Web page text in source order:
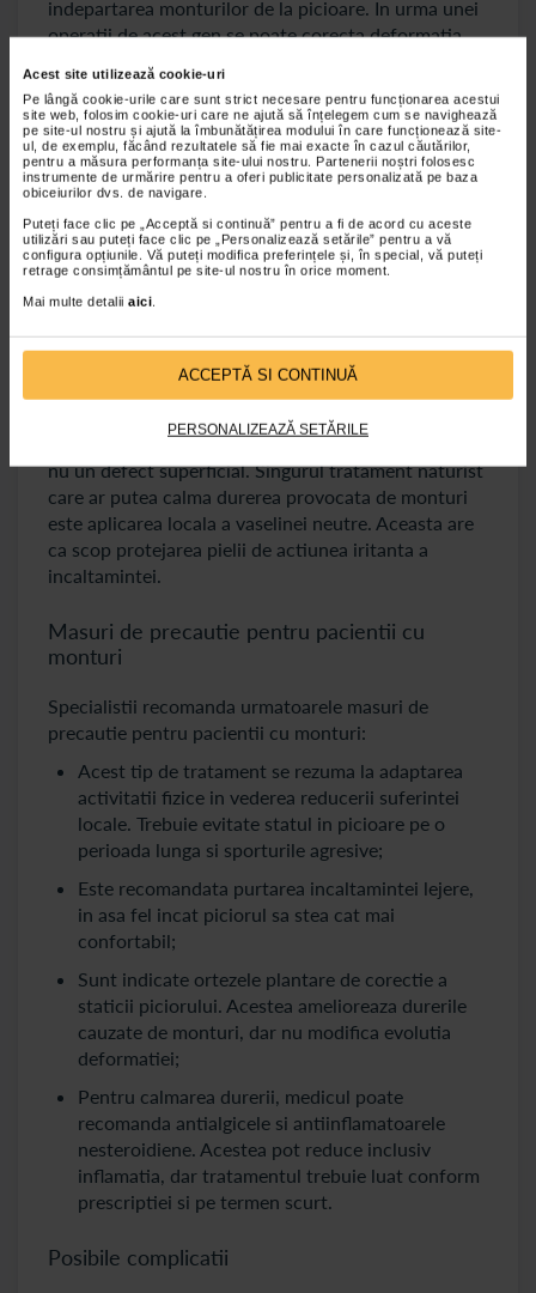
Acest site utilizează cookie-uri
Pe lângă cookie-urile care sunt strict necesare pentru funcționarea acestui
site web, folosim cookie-uri care ne ajută să înțelegem cum se navighează
pe site-ul nostru și ajută la îmbunătățirea modului în care funcționează site-
ul, de exemplu, făcând rezultatele să fie mai exacte în cazul căutărilor,
pentru a măsura performanța site-ului nostru. Partenerii noștri folosesc
instrumente de urmărire pentru a oferi publicitate personalizată pe baza
obiceiurilor dvs. de navigare.
Puteți face clic pe „Acceptă si continuă” pentru a fi de acord cu aceste
utilizări sau puteți face clic pe „Personalizează setările” pentru a vă
configura opțiunile. Vă puteți modifica preferințele și, în special, vă puteți
retrage consimțământul pe site-ul nostru în orice moment.
Mai multe detalii aici
ACCEPTĂ SI CONTINUĂ
PERSONALIZEAZĂ SETĂRILE
indepartarea monturilor de la picioare. In urma unei
operatii de acest gen se poate corecta deformatia
degetului afectat de monturi, ceea ce inseamna ca si
durerea va fi ameliorata. Tratamentul chirurgical al
monturilor este cea mai buna optiune, deoarece,
imediat dupa recuperare, pacientii afectati pot purta
incaltamintea preferata sau pot face sport fara a
resimti durere.
Pentru prevenirea complicatiilor, dar si pentru ca
pacientul afectat de monturi sa duca o viata
normala este recomandat ca operatia de corectare
sa se realizeze timpuriu.
Tratamentul naturist al monturilor
naturiste pentru monturile de la picioare, deoarece
aceasta afectiune reprezinta o deformare a oaselor,
nu un defect superficial. Singurul tratament naturist
care ar putea calma durerea provocata de monturi
este aplicarea locala a vaselinei neutre. Aceasta are
ca scop protejarea pielii de actiunea iritanta a
incaltamintei.
Masuri de precautie pentru pacientii cu
monturi
Specialistii recomanda urmatoarele masuri de
precautie pentru pacientii cu monturi:
Acest tip de tratament se rezuma la adaptarea
activitatii fizice in vederea reducerii suferintei
locale. Trebuie evitate statul in picioare pe o
perioada lunga si sporturile agresive;
Este recomandata purtarea incaltamintei lejere,
in asa fel incat piciorul sa stea cat mai
confortabil;
Sunt indicate ortezele plantare de corectie a
staticii piciorului. Acestea amelioreaza durerile
cauzate de monturi, dar nu modifica evolutia
deformatiei;
Pentru calmarea durerii, medicul poate
recomanda antialgicele si antiinflamatoarele
nesteroidiene. Acestea pot reduce inclusiv
inflamatia, dar tratamentul trebuie luat conform
prescriptiei si pe termen scurt.
Posibile complicatii